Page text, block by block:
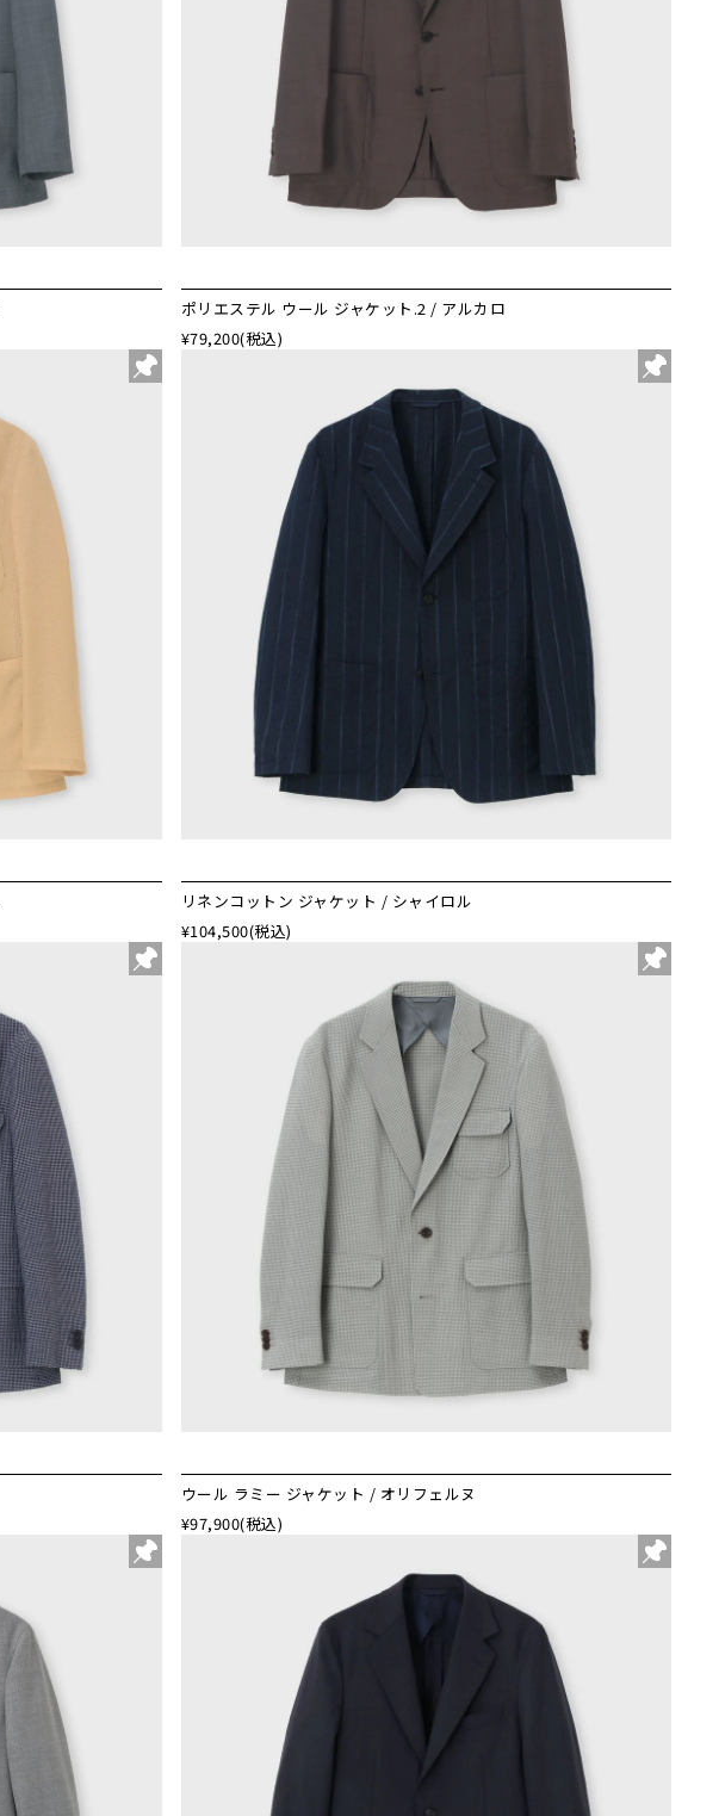
ポリエステル ウール ジャケット.2 / アルカロ
¥79,200(税込)
リネンコットン ジャケット / シャイロル
¥104,500(税込)
ウール ラミー ジャケット / オリフェルヌ
¥97,900(税込)